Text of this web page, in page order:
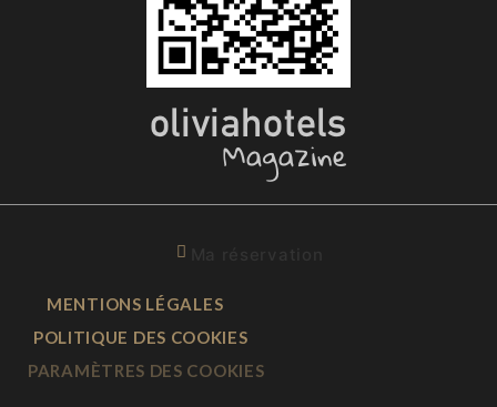
MENTIONS LÉGALES
POLITIQUE DES COOKIES
PARAMÈTRES DES COOKIES